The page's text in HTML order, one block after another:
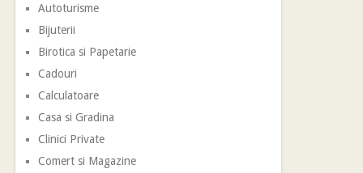
Autoturisme
Bijuterii
Birotica si Papetarie
Cadouri
Calculatoare
Casa si Gradina
Clinici Private
Comert si Magazine